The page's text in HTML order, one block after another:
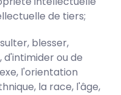
de tiers;
blesser,
ou de
l'orientation
la race, l'âge,